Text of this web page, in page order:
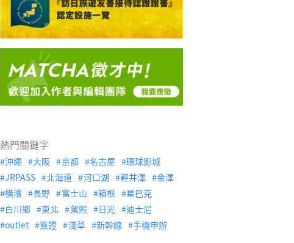
熱門關鍵字
沖繩 大阪 京都 名古屋
環球影城
JRPASS
北海道 河口湖 輕井澤
金澤
橫濱
長野 富士山 箱根
星巴克
白川鄉
東北 駕照 日光
迪士尼
outlet
簽證 淺草 新幹線 手機申辦